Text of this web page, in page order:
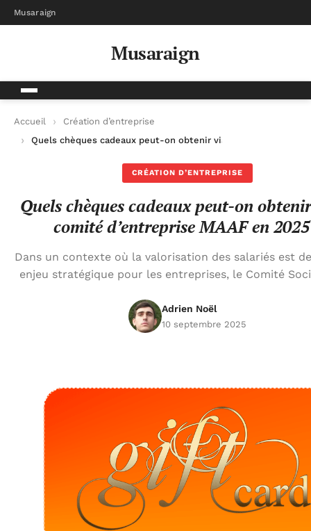
Musaraign
Musaraign
Accueil
Création d’entreprise
Quels chèques cadeaux peut-on obtenir via le comité
CRÉATION D’ENTREPRISE
Quels chèques cadeaux peut-on
comité d’entreprise MAAF en
Dans un contexte où la valorisation des salariés est
enjeu stratégique pour les entreprises, le Comité
Adrien Noël
10 septembre 2025